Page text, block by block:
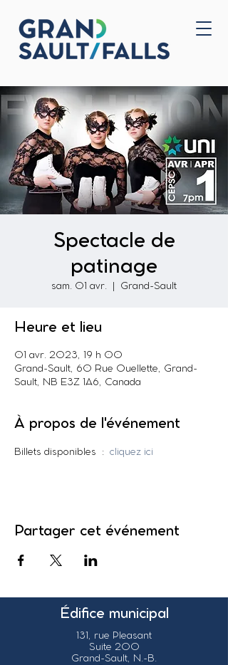
Accueil
Spectacle de
patinage
sam. 01 avr. Grand-Sault
Heure et lieu
01 avr. 2023, 19 h 00
Grand-Sault, 60 Rue Ouellette, Grand-
Sault, NB E3Z 1A6, Canada
À propos de l'événement
Billets disponibles  : cliquez ici
Partager cet événement
Édifice municipal
131, rue Pleasant
Suite 200
Grand-Sault, N.-B.